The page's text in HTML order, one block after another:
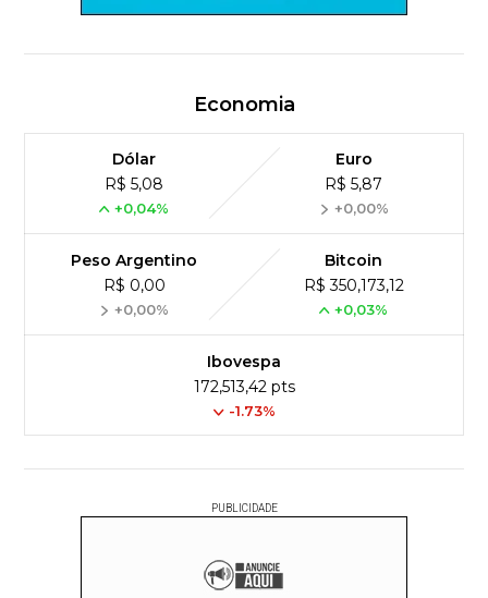
Economia
Dólar
R$ 5,08
+0,04%
Euro
R$ 5,87
+0,00%
Peso Argentino
R$ 0,00
+0,00%
Bitcoin
R$ 350,173,12
+0,03%
Ibovespa
172,513,42 pts
-1.73%
PUBLICIDADE